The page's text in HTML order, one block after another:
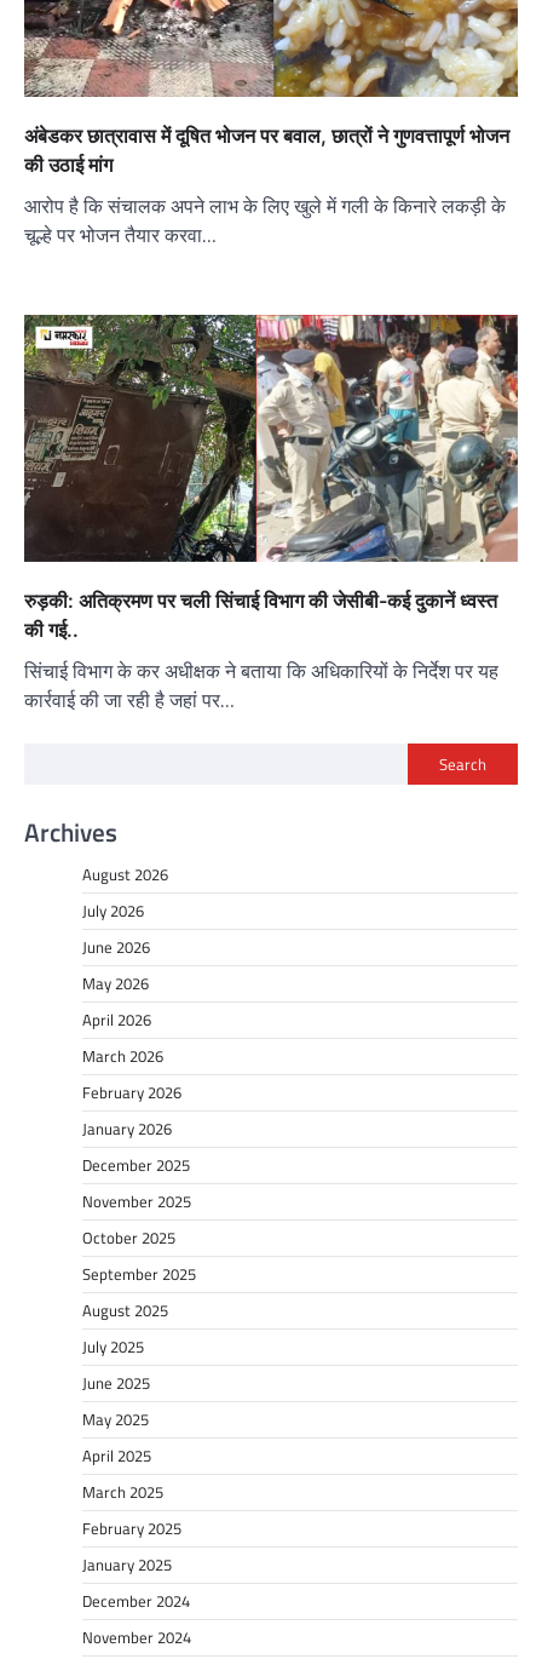
अंबेडकर छात्रावास में दूषित भोजन पर बवाल, छात्रों ने गुणवत्तापूर्ण भोजन
की उठाई मांग
आरोप है कि संचालक अपने लाभ के लिए खुले में गली के किनारे लकड़ी के
चूल्हे पर भोजन तैयार करवा…
रुड़की: अतिक्रमण पर चली सिंचाई विभाग की जेसीबी-कई दुकानें ध्वस्त
की गई..
सिंचाई विभाग के कर अधीक्षक ने बताया कि अधिकारियों के निर्देश पर यह
कार्रवाई की जा रही है जहां पर…
Search
Archives
August 2026
July 2026
June 2026
May 2026
April 2026
March 2026
February 2026
January 2026
December 2025
November 2025
October 2025
September 2025
August 2025
July 2025
June 2025
May 2025
April 2025
March 2025
February 2025
January 2025
December 2024
November 2024